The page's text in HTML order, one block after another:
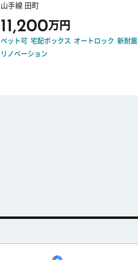
山手線 田町
11,200万円
ペット可 宅配ボックス オートロック 新耐震
リノベーション